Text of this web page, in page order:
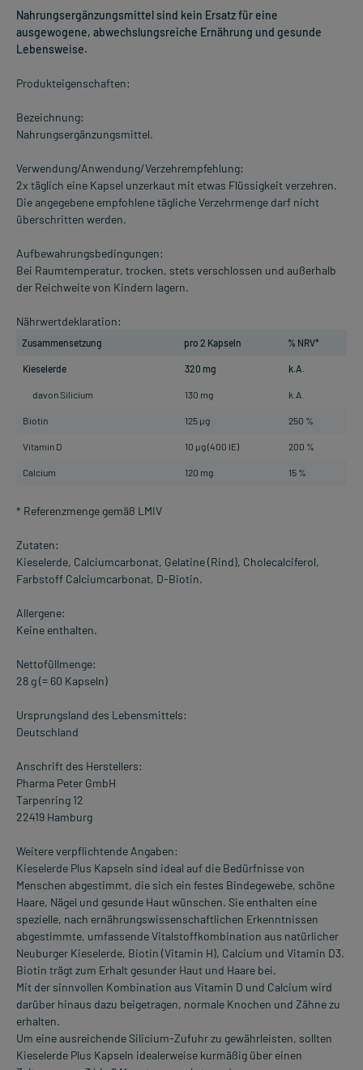
Nahrungsergänzungsmittel sind kein Ersatz für eine
ausgewogene, abwechslungsreiche Ernährung und gesunde
Lebensweise.
Produkteigenschaften:
Bezeichnung:
Nahrungsergänzungsmittel.
Verwendung/Anwendung/Verzehrempfehlung:
2x täglich eine Kapsel unzerkaut mit etwas Flüssigkeit verzehren.
Die angegebene empfohlene tägliche Verzehrmenge darf nicht
überschritten werden.
Aufbewahrungsbedingungen:
Bei Raumtemperatur, trocken, stets verschlossen und außerhalb
der Reichweite von Kindern lagern.
Nährwertdeklaration:
Zusammensetzung pro 2 Kapseln % NRV*
Kieselerde 320 mg k.A.
davon Silicium 130 mg k.A.
Biotin 125 µg 250 %
Vitamin D 10 µg (400 IE) 200 %
Calcium 120 mg 15 %
* Referenzmenge gemäß LMIV
Zutaten:
Kieselerde, Calciumcarbonat, Gelatine (Rind), Cholecalciferol,
Farbstoff Calciumcarbonat, D-Biotin.
Allergene:
Keine enthalten.
Nettofüllmenge:
28 g (= 60 Kapseln)
Ursprungsland des Lebensmittels:
Deutschland
Anschrift des Herstellers:
Pharma Peter GmbH
Tarpenring 12
22419 Hamburg
Weitere verpflichtende Angaben:
Kieselerde Plus Kapseln sind ideal auf die Bedürfnisse von
Menschen abgestimmt, die sich ein festes Bindegewebe, schöne
Haare, Nägel und gesunde Haut wünschen. Sie enthalten eine
spezielle, nach ernährungswissenschaftlichen Erkenntnissen
abgestimmte, umfassende Vitalstoffkombination aus natürlicher
Neuburger Kieselerde, Biotin (Vitamin H), Calcium und Vitamin D3.
Biotin trägt zum Erhalt gesunder Haut und Haare bei.
Mit der sinnvollen Kombination aus Vitamin D und Calcium wird
darüber hinaus dazu beigetragen, normale Knochen und Zähne zu
erhalten.
Um eine ausreichende Silicium-Zufuhr zu gewährleisten, sollten
Kieselerde Plus Kapseln idealerweise kurmäßig über einen